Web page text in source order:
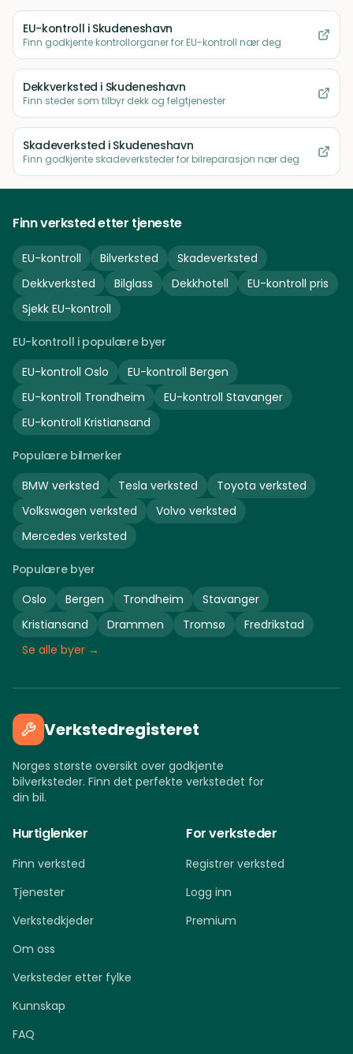
EU-kontroll i Skudeneshavn
Finn godkjente kontrollorganer for EU-kontroll nær deg
Dekkverksted i Skudeneshavn
Finn steder som tilbyr dekk og felgtjenester
Skadeverksted i Skudeneshavn
Finn godkjente skadeverksteder for bilreparasjon nær deg
Finn verksted etter tjeneste
EU-kontroll Bilverksted
Skadeverksted
Dekkverksted
Bilglass Dekkhotell
EU-kontroll pris
Sjekk EU-kontroll
EU-kontroll i populære byer
EU-kontroll Oslo EU-kontroll Bergen
EU-kontroll Trondheim EU-kontroll Stavanger
EU-kontroll Kristiansand
Populære bilmerker
BMW verksted Tesla verksted Toyota verksted
Volkswagen verksted Volvo verksted
Mercedes verksted
Populære byer
Oslo
Bergen Trondheim
Stavanger
Kristiansand
Drammen Tromsø
Fredrikstad
Se alle byer →
Verkstedregisteret
Norges største oversikt over godkjente
bilverksteder. Finn det perfekte verkstedet for
din bil.
Hurtiglenker
Finn verksted
Tjenester
Verkstedkjeder
Om oss
Verksteder etter fylke
Kunnskap
FAQ
For verksteder
Registrer verksted
Logg inn
Premium